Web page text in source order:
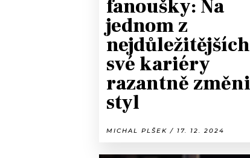
fanoušky: Na
jednom z
své kariéry
razantně
styl
MICHAL PLŠEK / 17. 12. 2024